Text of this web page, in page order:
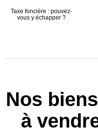
Taxe foncière : pouvez-
vous y échapper ?
Nos
à